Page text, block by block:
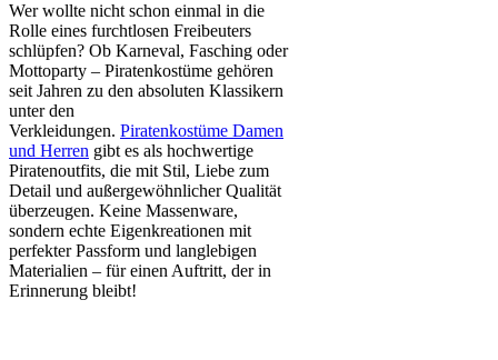
Wer wollte nicht schon einmal in die
Rolle eines furchtlosen Freibeuters
schlüpfen? Ob Karneval, Fasching oder
Mottoparty – Piratenkostüme gehören
seit Jahren zu den absoluten Klassikern
unter den
Verkleidungen. Piratenkostüme Damen
und Herren gibt es als hochwertige
Piratenoutfits, die mit Stil, Liebe zum
Detail und außergewöhnlicher Qualität
überzeugen. Keine Massenware,
sondern echte Eigenkreationen mit
perfekter Passform und langlebigen
Materialien – für einen Auftritt, der in
Erinnerung bleibt!